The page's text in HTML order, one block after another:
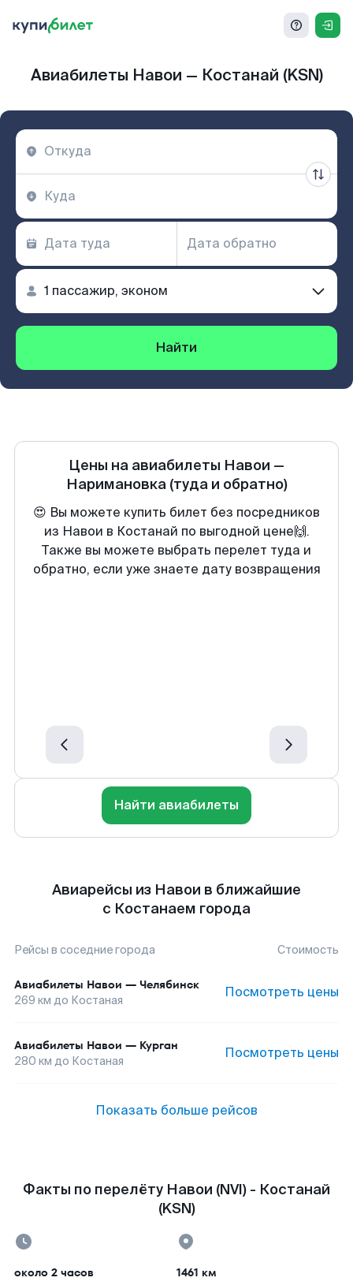
Авиабилеты Навои — Костанай (KSN)
Найти
Цены на авиабилеты Навои —
Наримановка (туда и обратно)
😍 Вы можете купить билет без посредников
из Навои в Костанай по выгодной цене🙌.
Также вы можете выбрать перелет туда и
обратно, если уже знаете дату возвращения
Найти авиабилеты
Авиарейсы из Навои в ближайшие
с Костанаем города
Рейсы в соседние города Стоимость
Авиабилеты Навои — Челябинск
269 км до Костаная Посмотреть цены
Авиабилеты Навои — Курган
280 км до Костаная Посмотреть цены
Показать больше рейсов
Факты по перелёту Навои (NVI) - Костанай
(KSN)
около 2 часов 1461 км